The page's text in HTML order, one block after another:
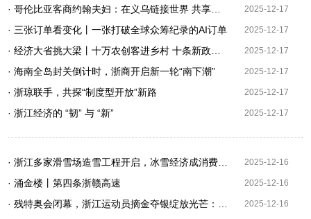
2025-12-17
· 三张订单看变化丨一张打破全球众筹纪录的AI订单 2025-12-17
2025-12-17
· 海南全岛封关倒计时，浙商开启新一轮“南下潮” 2025-12-17
· 浙琼联手，共探“制度型开放”新路 2025-12-17
· 浙江经济的 “韧” 与 “新” 2025-12-17
2025-12-16
· 涌金楼丨第四条浙赣高速 2025-12-16
2025-12-16